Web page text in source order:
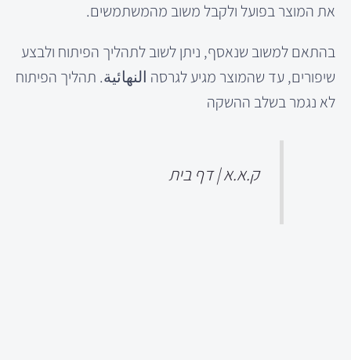
את המוצר בפועל ולקבל משוב מהמשתמשים.
בהתאם למשוב שנאסף, ניתן לשוב לתהליך הפיתוח ולבצע
שיפורים, עד שהמוצר מגיע לגרסה النهائية. תהליך הפיתוח
לא נגמר בשלב ההשקה
ק.א.א | דף בית